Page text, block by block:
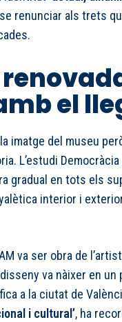
renunciar als trets
el
imatge del museu
L’estudi
gradual en tots els
interior i
va ser obra de
va nàixer en
a la ciutat de
i cultural’, ha